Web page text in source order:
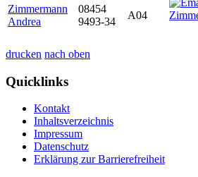
Zimmermann
Andrea
08454
9493-34
A04
drucken nach oben
Quicklinks
Kontakt
Inhaltsverzeichnis
Impressum
Datenschutz
Erklärung zur Barrierefreiheit